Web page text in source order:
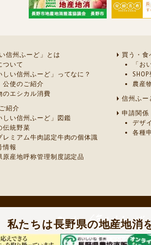
私たちは長野県の地産地消
信州ふーど」とは
ついて
しい信州ふーど」ってなに？
公使のご紹介
のエシカル消費
紹介
しい信州ふーど」図鑑
伝統野菜
レミアム牛肉認定牛肉の個体識
情報
原産地呼称管理制度認定品
買う・食
「お
農産
信州ふー
申請関係
デザ
各種
質問及びご意見は、長野県 農政部 農業政策課 農